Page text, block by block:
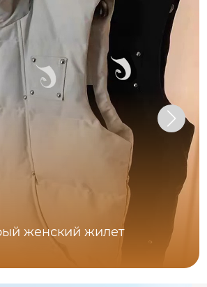
женский жилет